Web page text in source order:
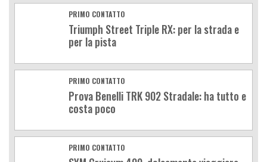
PRIMO CONTATTO
Triumph Street Triple RX: per la strada e
per la pista
PRIMO CONTATTO
Prova Benelli TRK 902 Stradale: ha tutto e
costa poco
PRIMO CONTATTO